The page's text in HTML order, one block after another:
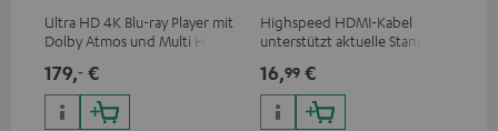
Ultra HD 4K Blu-ray Player mit
Dolby Atmos und Multi HDR-
HDR10+ für eine überragende
Bildqualität mit lebensechten
Kontrasten und Farben
179,‐ €
Highspeed HDMI-Kabel
unterstützt aktuelle Standards
16,99 €